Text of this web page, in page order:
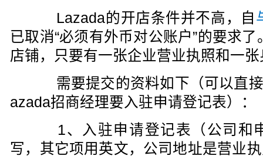
Lazada的开店条件并不高，自
已取消“必须有外币对公账户”的要求
店铺，只要有一张企业营业执照和一
需要提交的资料如下（可以直
azada招商经理要入驻申请登记表）：
1、入驻申请登记表（公司和
写，其它项用英文，公司地址是营业